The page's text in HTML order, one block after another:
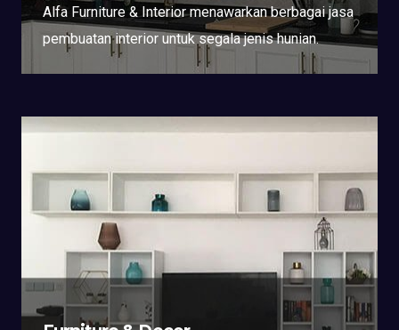
Alfa Furniture & Interior menawarkan berbagai jasa
pembuatan interior untuk segala jenis hunian.